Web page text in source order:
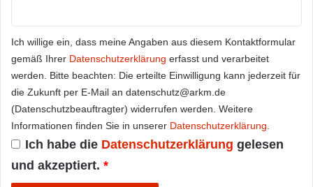
Ich willige ein, dass meine Angaben aus diesem Kontaktformular
gemäß Ihrer Datenschutzerklärung erfasst und verarbeitet
werden. Bitte beachten: Die erteilte Einwilligung kann jederzeit für
die Zukunft per E-Mail an datenschutz@arkm.de
(Datenschutzbeauftragter) widerrufen werden. Weitere
Informationen finden Sie in unserer Datenschutzerklärung.
Ich habe die Datenschutzerklärung gelesen
und akzeptiert. *